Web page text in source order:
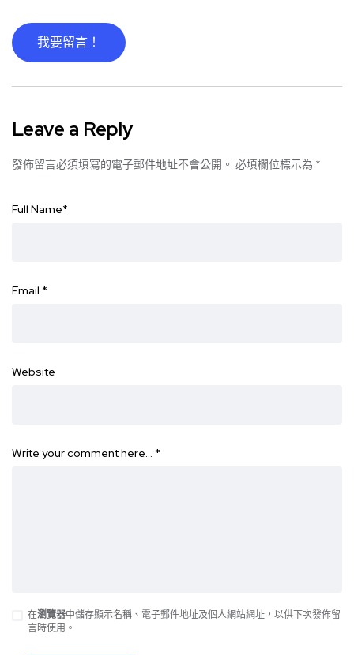
我要留言！
Leave a Reply
發佈留言必須填寫的電子郵件地址不會公開。 必填欄位標示為 *
Full Name*
Email *
Website
Write your comment here… *
在瀏覽器中儲存顯示名稱、電子郵件地址及個人網站網址，以供下次發佈留
言時使用。